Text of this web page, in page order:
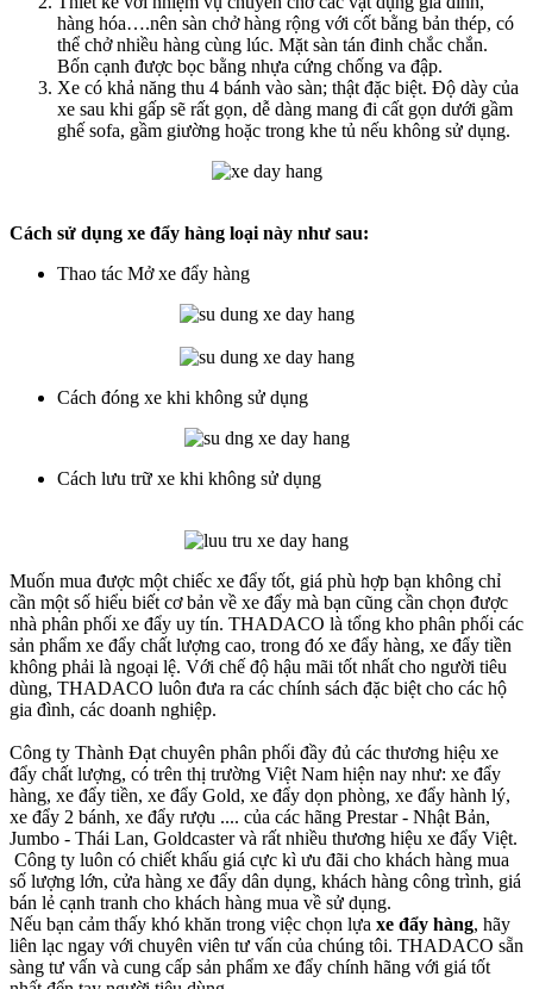
hàng hóa….nên sàn chở hàng rộng với cốt bằng bản thép, có
thể chở nhiều hàng cùng lúc. Mặt sàn tán đinh chắc chắn.
Bốn cạnh được bọc bằng nhựa cứng chống va đập.
Xe có khả năng thu 4 bánh vào sàn; thật đặc biệt. Độ dày của
xe sau khi gấp sẽ rất gọn, dễ dàng mang đi cất gọn dưới gầm
ghế sofa, gầm giường hoặc trong khe tủ nếu không sử dụng.
Cách sử dụng xe đẩy hàng loại này như sau:
Thao tác Mở xe đẩy hàng
Cách đóng xe khi không sử dụng
Cách lưu trữ xe khi không sử dụng
Muốn mua được một chiếc xe đẩy tốt, giá phù hợp bạn không chỉ
cần một số hiểu biết cơ bản về xe đẩy mà bạn cũng cần chọn được
nhà phân phối xe đẩy uy tín. THADACO là tổng kho phân phối các
sản phẩm xe đẩy chất lượng cao, trong đó xe đẩy hàng, xe đẩy tiền
không phải là ngoại lệ. Với chế độ hậu mãi tốt nhất cho người tiêu
dùng, THADACO luôn đưa ra các chính sách đặc biệt cho các hộ
gia đình, các doanh nghiệp.
Công ty Thành Đạt chuyên phân phối đầy đủ các thương hiệu xe
đẩy chất lượng, có trên thị trường Việt Nam hiện nay như: xe đẩy
hàng, xe đẩy tiền, xe đẩy Gold, xe đẩy dọn phòng, xe đẩy hành lý,
xe đẩy 2 bánh, xe đẩy rượu .... của các hãng Prestar - Nhật Bản,
Jumbo - Thái Lan, Goldcaster và rất nhiều thương hiệu xe đẩy Việt.
Công ty luôn có chiết khấu giá cực kì ưu đãi cho khách hàng mua
số lượng lớn, cửa hàng xe đẩy dân dụng, khách hàng công trình, giá
bán lẻ cạnh tranh cho khách hàng mua về sử dụng.
Nếu bạn cảm thấy khó khăn trong việc chọn lựa xe đẩy hàng, hãy
liên lạc ngay với chuyên viên tư vấn của chúng tôi. THADACO sẵn
sàng tư vấn và cung cấp sản phẩm xe đẩy chính hãng với giá tốt